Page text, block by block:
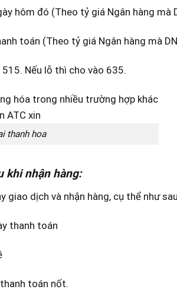
hôm đó (Theo tỷ giá Ngân hàng mà
toán (Theo tỷ giá Ngân hàng mà
Nếu lỗ thì cho vào 635.
thanh hoa
khi nhận hàng:
giao dịch và nhận hàng, cụ thể như
thanh toán
toán nốt.